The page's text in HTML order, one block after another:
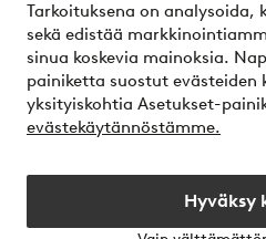
Tarkoituksena on analysoida,
sekä edistää
sinua koskevia mainoksia.
painiketta suostut
yksityiskohtia Asetukset-
evästekäytännöstämme.
Hyväksy
Haluatko tietää lisää
elpy